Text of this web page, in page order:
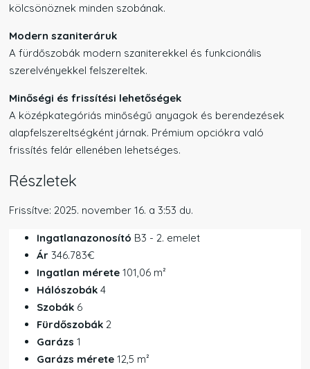
kölcsönöznek minden szobának.
Modern szaniteráruk
A fürdőszobák modern szaniterekkel és funkcionális
szerelvényekkel felszereltek.
Minőségi és frissítési lehetőségek
A középkategóriás minőségű anyagok és berendezések
alapfelszereltségként járnak. Prémium opciókra való
frissítés felár ellenében lehetséges.
Részletek
Frissítve: 2025. november 16. a 3:53 du.
Ingatlanazonosító B3 - 2. emelet
Ár 346.783€
Ingatlan mérete 101,06 m²
Hálószobák 4
Szobák 6
Fürdőszobák 2
Garázs 1
Garázs mérete 12,5 m²